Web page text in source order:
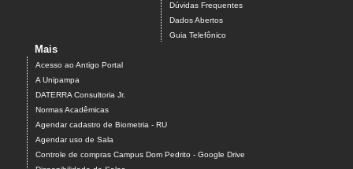
Dúvidas Frequentes
Dados Abertos
Guia Telefônico
Mais
Acesso ao Antigo Portal
A Unipampa
DATERRA Consultoria Jr.
Normas Acadêmicas
Agendar cadastro de Biometria - RU
Agendar uso de Sala
Controle de compras Campus Dom Pedrito - Google Drive